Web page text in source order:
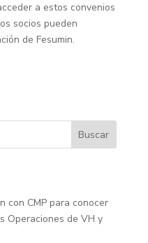
a estos convenios
socios pueden
de Fesumin.
Buscar
con CMP para conocer
Operaciones de VH y